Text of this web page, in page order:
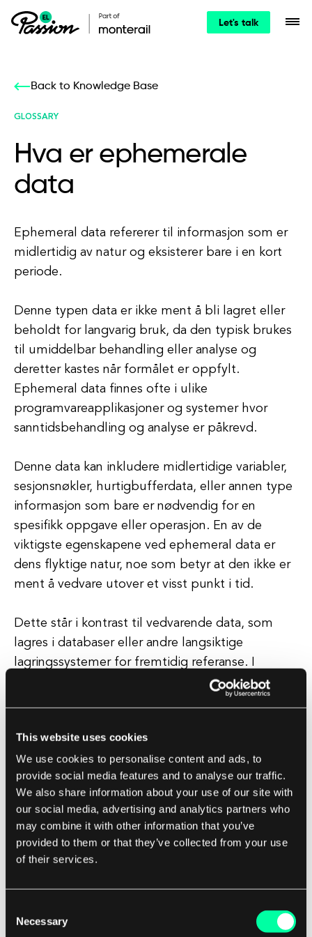
This website uses cookies
We use cookies to personalise content and ads, to
provide social media features and to analyse our traffic.
We also share information about your use of our site with
our social media, advertising and analytics partners who
may combine it with other information that you’ve
provided to them or that they’ve collected from your use
of their services.
Selection
Necessary
Let's talk
Back to Knowledge Base
GLOSSARY
Hva er ephemerale
data
Ephemeral data refererer til informasjon som er
midlertidig av natur og eksisterer bare i en kort
periode.
Denne typen data er ikke ment å bli lagret eller
beholdt for langvarig bruk, da den typisk brukes
til umiddelbar behandling eller analyse og
deretter kastes når formålet er oppfylt.
Ephemeral data finnes ofte i ulike
programvareapplikasjoner og systemer hvor
sanntidsbehandling og analyse er påkrevd.
Denne data kan inkludere midlertidige variabler,
sesjonsnøkler, hurtigbufferdata, eller annen type
informasjon som bare er nødvendig for en
spesifikk oppgave eller operasjon. En av de
viktigste egenskapene ved ephemeral data er
dens flyktige natur, noe som betyr at den ikke er
ment å vedvare utover et visst punkt i tid.
Dette står i kontrast til vedvarende data, som
lagres i databaser eller andre langsiktige
lagringssystemer for fremtidig referanse. I
konteksten av programvareutvikling spiller
ephemeral data en avgjørende rolle i å
Ved å minimere mengden data som må lagres
eller behandles, kan applikasjoner kjøre mer
effektivt og svare raskere på brukerinput. Alt i alt
fungerer ephemeral data som en midlertidig bro
mellom input og output, og hjelper
datasystemer med å operere jevnt og effektivt.
avgjørende for utviklere og IT-profesjonelle som